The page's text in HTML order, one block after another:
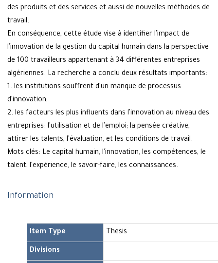
des produits et des services et aussi de nouvelles méthodes de
travail.
En conséquence, cette étude vise à identifier l'impact de
l'innovation de la gestion du capital humain dans la perspective
de 100 travailleurs appartenant à 34 différentes entreprises
algériennes. La recherche a conclu deux résultats importants:
1. les institutions souffrent d'un manque de processus
d'innovation;
2. les facteurs les plus influents dans l'innovation au niveau des
entreprises: l'utilisation et de l'emploi; la pensée créative,
attirer les talents, l'évaluation, et les conditions de travail.
Mots clés: Le capital humain, l'innovation, les compétences, le
talent, l'expérience, le savoir-faire, les connaissances.
Information
Item Type Thesis
Divisions